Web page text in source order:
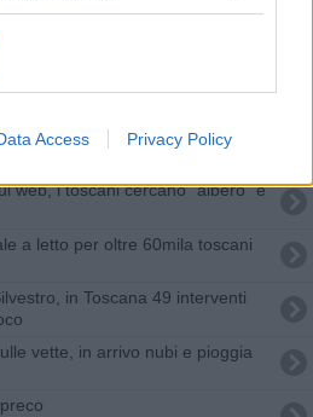
Access Privacy Policy
lasciano Mugnai e D’Ettore
toscani, in 6.000 all'anno
web, i toscani cercano "albero" e
a letto per oltre 60mila toscani
in Toscana 49 interventi
vette, in arrivo nubi e pioggia